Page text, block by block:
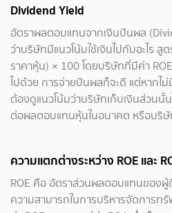
Dividend Yield
อัตราผลตอบแทนจากเงินปันผล
ว่าบริษัทมีแนวโน้มใช้เงินไปกับอะไร
ราคาหุ้น) × 100 โดยบริษัทที่มีค่า
ไปด้วย การจ่ายปันผลก็จะดี แต่หากไ
ต้องดูแนวโน้มว่าบริษัทเก็บเงินส่วนนั้
ต่อผลตอบแทนหุ้นในอนาคต หรือบริษั
ความแตกต่างระหว่าง ROE และ
ROE คือ อัตราส่วนผลตอบแทนของผู้
ความสามารถในการบริหารจัดการ